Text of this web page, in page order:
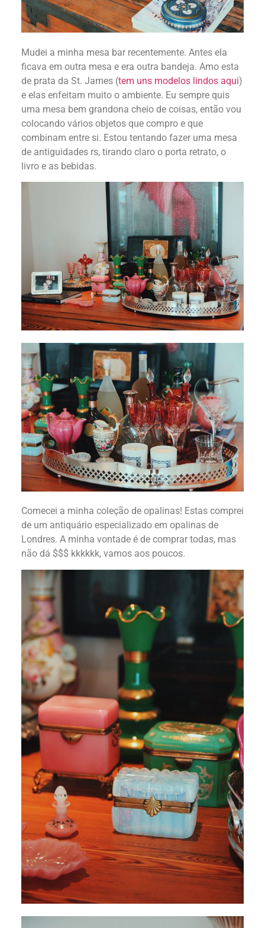
Mudei a minha mesa bar recentemente. Antes ela
ficava em outra mesa e era outra bandeja. Amo esta
de prata da St. James (tem uns modelos lindos aqui)
e elas enfeitam muito o ambiente. Eu sempre quis
uma mesa bem grandona cheio de coisas, então vou
colocando vários objetos que compro e que
combinam entre si. Estou tentando fazer uma mesa
de antiguidades rs, tirando claro o porta retrato, o
livro e as bebidas.
Comecei a minha coleção de opalinas! Estas comprei
de um antiquário especializado em opalinas de
Londres. A minha vontade é de comprar todas, mas
não dá $$$ kkkkkk, vamos aos poucos.